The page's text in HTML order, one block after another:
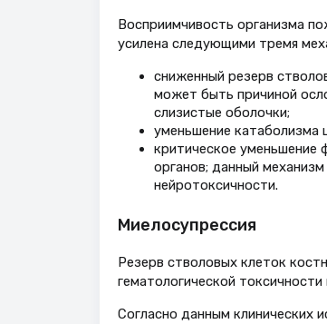
Восприимчивость организма
усилена следующими тремя
сниженный резерв
может быть причиной
слизистые оболочки;
уменьшение катаболизма
критическое
органов; данный
нейротоксичности.
Миелосупрессия
Резерв стволовых клеток
гематологической
Согласно данным клинических